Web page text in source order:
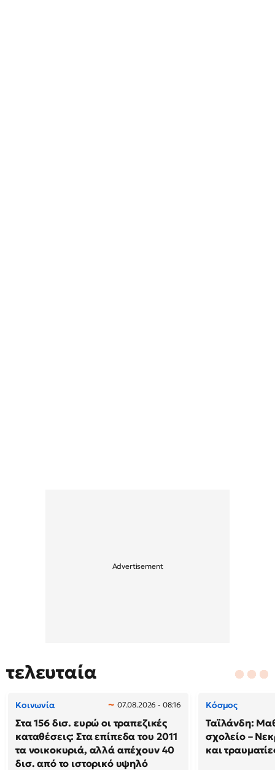
τελευταία
Κοινωνία 07.08.2026 - 08:16
Στα 156 δισ. ευρώ οι τραπεζικές
καταθέσεις: Στα επίπεδα του 2011
τα νοικοκυριά, αλλά απέχουν 40
δισ. από το ιστορικό υψηλό
Κόσμος
Ταϊλάνδη:
σχολείο –
και